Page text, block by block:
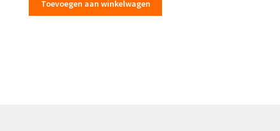
Toevoegen aan winkelwagen